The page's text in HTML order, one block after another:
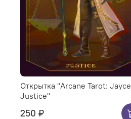
Открытка "Arcane Tarot: Jayce
Justice"
250 ₽